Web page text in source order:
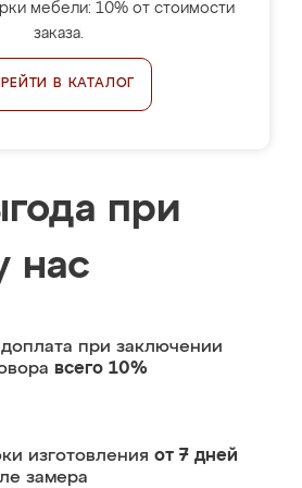
мебели: 10% от стоимости
заказа.
В КАТАЛОГ
при
нас
при заключении
всего 10%
изготовления от 7 дней
замера